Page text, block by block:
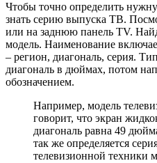
Чтобы точно определить
знать серию выпуска ТВ.
или на заднюю панель TV.
модель. Наименование
– регион, диагональ, серия.
диагональ в дюймах, потом
обозначением.
Например, модель
говорит, что экран
диагональ равна 49
так же определяется
телевизионной техники